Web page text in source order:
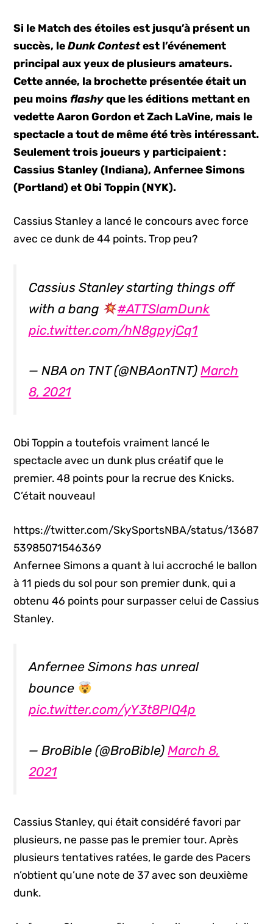
Si le Match des étoiles est jusqu’à présent un
succès, leDunk Contestest l’événement
principal aux yeux de plusieurs amateurs.
Cette année, la brochette présentée était un
peu moinsflashyque les éditions mettant en
vedette Aaron Gordon et Zach LaVine, mais le
spectacle a tout de même été très intéressant.
Seulement trois joueurs y participaient :
Cassius Stanley (Indiana), Anfernee Simons
(Portland) et Obi Toppin (NYK).
Cassius Stanley a lancé le concours avec force
avec ce dunk de 44 points. Trop peu?
Cassius Stanley starting things off
with a bang
#ATTSlamDunk
pic.twitter.com/hN8gpyjCq1
— NBA on TNT (@NBAonTNT)March
8, 2021
Obi Toppin a toutefois vraiment lancé le
spectacle avec un dunk plus créatif que le
premier. 48 points pour la recrue des Knicks.
C’était nouveau!
https://twitter.com/SkySportsNBA/status/13687
53985071546369
Anfernee Simons a quant à lui accroché le ballon
à 11 pieds du sol pour son premier dunk, qui a
obtenu 46 points pour surpasser celui de Cassius
Stanley.
Anfernee Simons has unreal
bounce
pic.twitter.com/yY3t8PlQ4p
— BroBible (@BroBible)March 8,
2021
Cassius Stanley, qui était considéré favori par
plusieurs, ne passe pas le premier tour. Après
plusieurs tentatives ratées, le garde des Pacers
n’obtient qu’une note de 37 avec son deuxième
dunk.